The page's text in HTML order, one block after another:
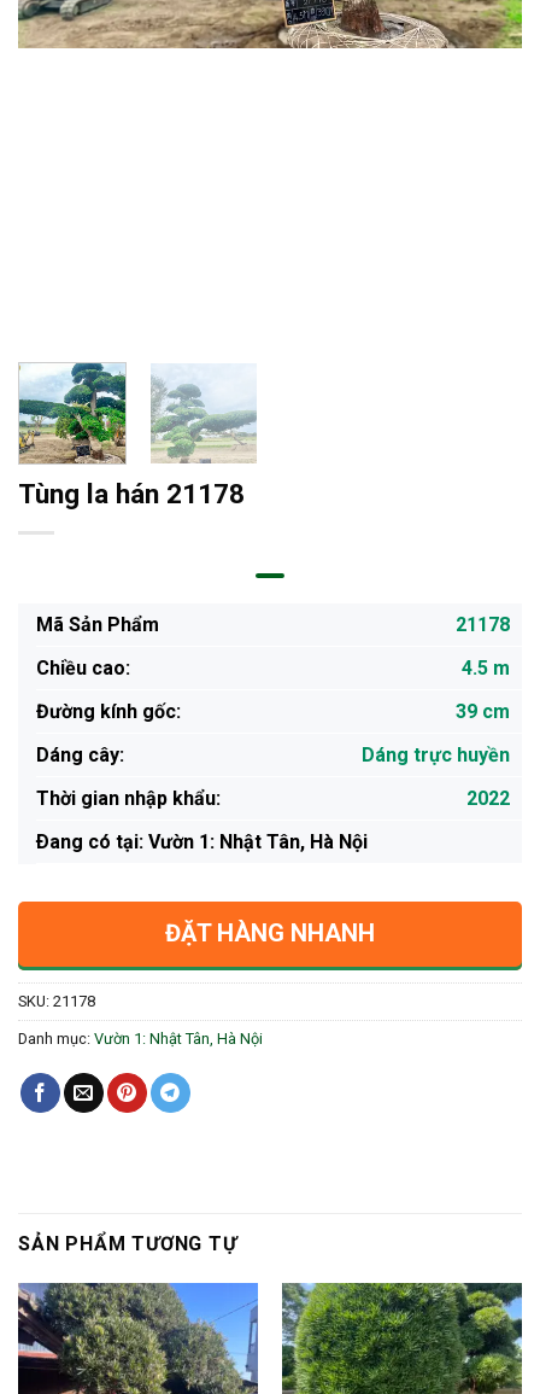
Tùng la hán 21178
Mã Sản Phẩm
21178
Chiều cao:
4.5 m
Đường kính gốc:
39 cm
Dáng cây:
Dáng trực huyền
Thời gian nhập khẩu:
2022
Ðang có tại: Vườn 1: Nhật Tân, Hà Nội
ĐẶT HÀNG NHANH
SKU: 21178
Danh mục: Vườn 1: Nhật Tân, Hà Nội
SẢN PHẨM TƯƠNG TỰ